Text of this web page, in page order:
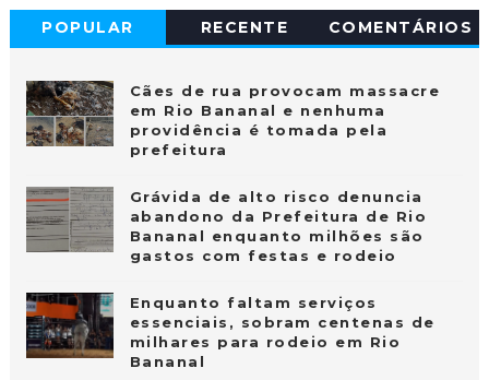
POPULAR RECENTE COMENTÁRIOS
Cães de rua provocam massacre
em Rio Bananal e nenhuma
providência é tomada pela
prefeitura
Grávida de alto risco denuncia
abandono da Prefeitura de Rio
Bananal enquanto milhões são
gastos com festas e rodeio
Enquanto faltam serviços
essenciais, sobram centenas de
milhares para rodeio em Rio
Bananal